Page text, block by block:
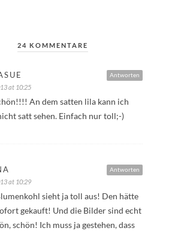
24 KOMMENTARE
Antworten
at 10:25
An dem satten lila kann ich
satt sehen. Einfach nur toll;-)
Antworten
at 10:29
sieht ja toll aus! Den hätte
gekauft! Und die Bilder sind echt
schön! Ich muss ja gestehen, dass